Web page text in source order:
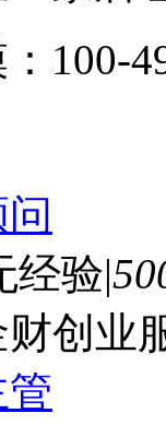
100-
经验|
创业